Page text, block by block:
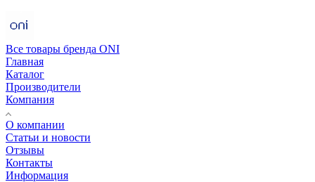
Все товары бренда ONI
Главная
Каталог
Производители
Компания
О компании
Статьи и новости
Отзывы
Контакты
Информация